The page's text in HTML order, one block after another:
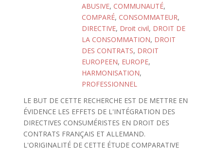
ABUSIVE, COMMUNAUTÉ,
COMPARÉ, CONSOMMATEUR,
DIRECTIVE, Droit civil, DROIT DE
LA CONSOMMATION, DROIT
DES CONTRATS, DROIT
EUROPEEN, EUROPE,
HARMONISATION,
PROFESSIONNEL
LE BUT DE CETTE RECHERCHE EST DE METTRE EN
ÉVIDENCE LES EFFETS DE L'INTÉGRATION DES
DIRECTIVES CONSUMÉRISTES EN DROIT DES
CONTRATS FRANÇAIS ET ALLEMAND.
L'ORIGINALITÉ DE CETTE ÉTUDE COMPARATIVE